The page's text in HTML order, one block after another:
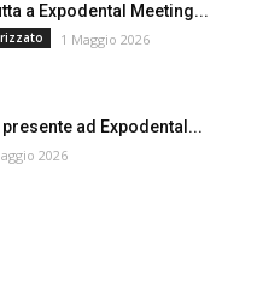
a Expodental Meeting...
1 Maggio 2026
ad Expodental...
2026